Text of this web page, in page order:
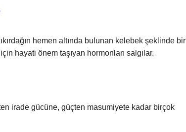
hemen altında bulunan kelebek şeklinde bir
hayati önem taşıyan hormonları salgılar.
irade gücüne, güçten masumiyete kadar birçok